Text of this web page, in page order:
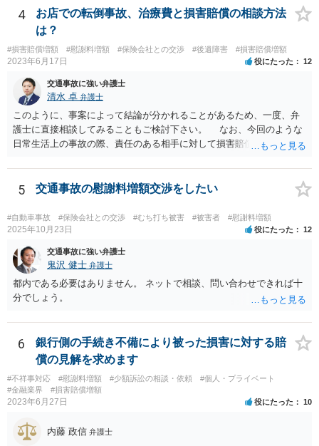
いいかなと思うのですが。 →LAC基準でもそうかもしれませんし、交
通事故事案ではより定額の費用としている法律事務所も多いように思
います。費用面も含めて、弁護士さんを検討してみるとよいかもしれ
ませんね。 かなり具体的な話も多くなっているので、法律事務所に問
い合わせてみるとよいと思います。
4
お店での転倒事故、治療費と損害賠償の相談方法
は？
#損害賠償増額 #慰謝料増額 #保険会社との交渉 #後遺障害 #損害賠償増額
2023年6月17日 役にたった 12
交通事故に強い弁護士
清水 卓 弁護士
このように、事案によって結論が分かれることがあるため、一度、弁
護士に直接相談してみることもご検討下さい。 なお、今回のような
日常生活上の事故の際、責任のある相手に対して損害賠償請求する際
す（ご自宅の火災保険や自動車の任意保険等を確認してみて下さい。
加入したつもりがなくても、確認してみたら付いていたということが
5 交通事故の慰謝料増額交渉をしたい
#自動車事故 #保険会社との交渉 #むち打ち被害 #被害者 #慰謝料増額
2025年10月23日 役にたった 12
交通事故に強い弁護士
鬼沢 健士 弁護士
都内である必要はありません。 ネットで相談、問い合わせできれば十
分でしょう。
6
銀行側の手続き不備により被った損害に対する賠
償の見解を求めます
#不祥事対応 #慰謝料増額 #少額訴訟の相談・依頼
#個人・プライベート
#金融業界
#損害賠償増額
2023年6月27日 役にたった 10
内藤 政信 弁護士